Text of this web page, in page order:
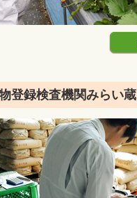
登録検査機関みらい蔵